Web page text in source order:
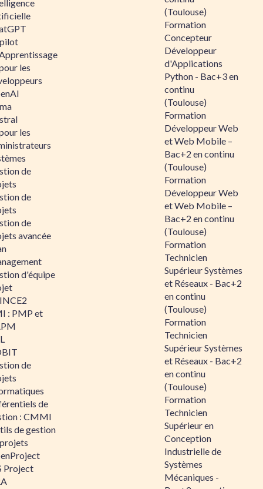
les
les
de
de
de
avancée
d'équipe
: PMP et
de
de
: CMMI
de gestion
Project
(Toulouse)
Formation
Concepteur
Développeur
d'Applications
Python - Bac+3 en
continu
(Toulouse)
Formation
Développeur Web
et Web Mobile –
Bac+2 en continu
(Toulouse)
Formation
Développeur Web
et Web Mobile –
Bac+2 en continu
(Toulouse)
Formation
Technicien
Supérieur Systèmes
et Réseaux - Bac+2
en continu
(Toulouse)
Formation
Technicien
Supérieur Systèmes
et Réseaux - Bac+2
en continu
(Toulouse)
Formation
Technicien
Supérieur en
Conception
Industrielle de
Systèmes
Mécaniques -